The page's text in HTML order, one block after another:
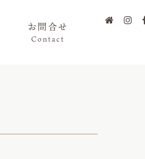
お問合せ
Contact
 